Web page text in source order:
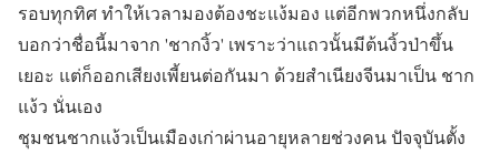
รอบทุกทิศ ทำให้เวลามองต้องชะแง้มอง แต่อีกพวกหนึ่งกลับ
บอกว่าชื่อนี้มาจาก 'ชากงิ้ว' เพราะว่าแถวนั้นมีต้นงิ้วป่าขึ้น
เยอะ แต่ก็ออกเสียงเพี้ยนต่อกันมา ด้วยสำเนียงจีนมาเป็น ชาก
แง้ว นั่นเอง
ชุมชนชากแง้วเป็นเมืองเก่าผ่านอายุหลายช่วงคน ปัจจุบันตั้ง